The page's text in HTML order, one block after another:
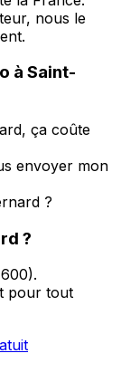
nous le
à Saint-
ça coûte
envoyer mon
?
?
).
pour tout